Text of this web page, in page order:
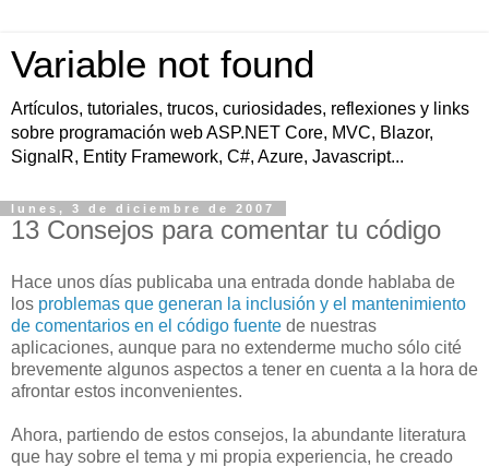
Variable not found
Artículos, tutoriales, trucos, curiosidades, reflexiones y links
sobre programación web ASP.NET Core, MVC, Blazor,
SignalR, Entity Framework, C#, Azure, Javascript...
lunes, 3 de diciembre de 2007
13 Consejos para comentar tu código
Hace unos días publicaba una entrada donde hablaba de
los problemas que generan la inclusión y el mantenimiento
de comentarios en el código fuente de nuestras
aplicaciones, aunque para no extenderme mucho sólo cité
brevemente algunos aspectos a tener en cuenta a la hora de
afrontar estos inconvenientes.
Ahora, partiendo de estos consejos, la abundante literatura
que hay sobre el tema y mi propia experiencia, he creado